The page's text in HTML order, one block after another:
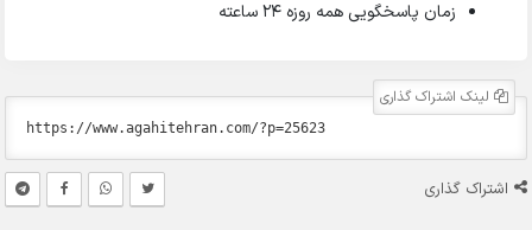
زمان پاسخگویی همه روزه 24 ساعته
لینک اشتراک گذاری
اشتراک گذاری